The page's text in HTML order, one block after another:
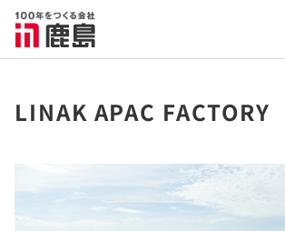
LINAK APAC FACTORY